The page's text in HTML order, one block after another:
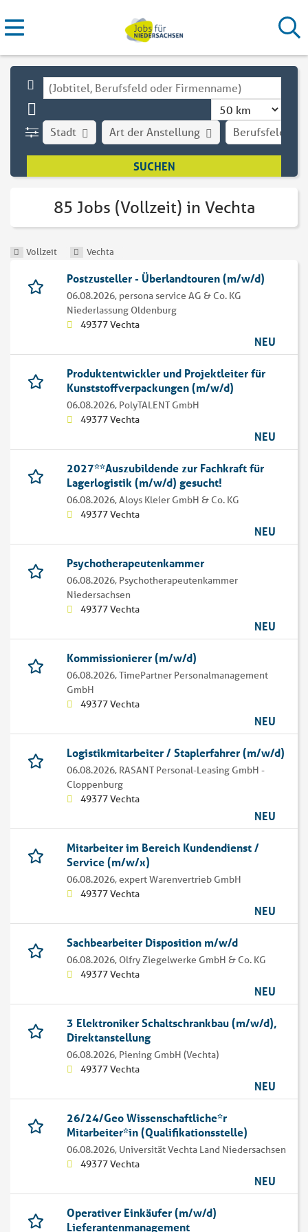
Stadt Art der Anstellung Berufsfeld
85 Jobs (Vollzeit) in Vechta
Vollzeit Vechta
Postzusteller - Überlandtouren (m/w/d)
06.08.2026, persona service AG & Co. KG
Niederlassung Oldenburg
49377 Vechta
NEU
Produktentwickler und Projektleiter für
Kunststoffverpackungen (m/w/d)
06.08.2026, PolyTALENT GmbH
49377 Vechta
NEU
2027**Auszubildende zur Fachkraft für
Lagerlogistik (m/w/d) gesucht!
06.08.2026,Aloys Kleier GmbH & Co. KG
49377 Vechta
NEU
Psychotherapeutenkammer
06.08.2026, Psychotherapeutenkammer
Niedersachsen
49377 Vechta
NEU
Kommissionierer (m/w/d)
06.08.2026,TimePartner Personalmanagement
GmbH
49377 Vechta
NEU
Logistikmitarbeiter / Staplerfahrer (m/w/d)
06.08.2026, RASANT Personal-Leasing GmbH -
Cloppenburg
49377 Vechta
NEU
Mitarbeiter im Bereich Kundendienst /
Service (m/w/x)
06.08.2026,expert Warenvertrieb GmbH
49377 Vechta
NEU
Sachbearbeiter Disposition m/w/d
06.08.2026, Olfry Ziegelwerke GmbH & Co. KG
49377 Vechta
NEU
3 Elektroniker Schaltschrankbau (m/w/d),
Direktanstellung
06.08.2026, Piening GmbH (Vechta)
49377 Vechta
NEU
26/24/Geo Wissenschaftliche*r
Mitarbeiter*in (Qualifikationsstelle)
06.08.2026, Universität Vechta Land Niedersachsen
49377 Vechta
NEU
Operativer Einkäufer (m/w/d)
Lieferantenmanagement